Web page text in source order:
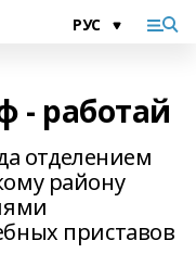
- работай
отделением
району
приставов